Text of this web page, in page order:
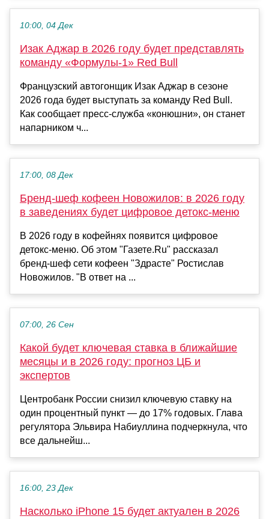
10:00, 04 Дек
Изак Аджар в 2026 году будет представлять
команду «Формулы-1» Red Bull
Французский автогонщик Изак Аджар в сезоне
2026 года будет выступать за команду Red Bull.
Как сообщает пресс-служба «конюшни», он станет
напарником ч...
17:00, 08 Дек
Бренд-шеф кофеен Новожилов: в 2026 году
в заведениях будет цифровое детокс-меню
В 2026 году в кофейнях появится цифровое
детокс-меню. Об этом "Газете.Ru" рассказал
бренд-шеф сети кофеен "Здрасте" Ростислав
Новожилов. "В ответ на ...
07:00, 26 Сен
Какой будет ключевая ставка в ближайшие
месяцы и в 2026 году: прогноз ЦБ и
экспертов
Центробанк России снизил ключевую ставку на
один процентный пункт — до 17% годовых. Глава
регулятора Эльвира Набиуллина подчеркнула, что
все дальнейш...
16:00, 23 Дек
Насколько iPhone 15 будет актуален в 2026